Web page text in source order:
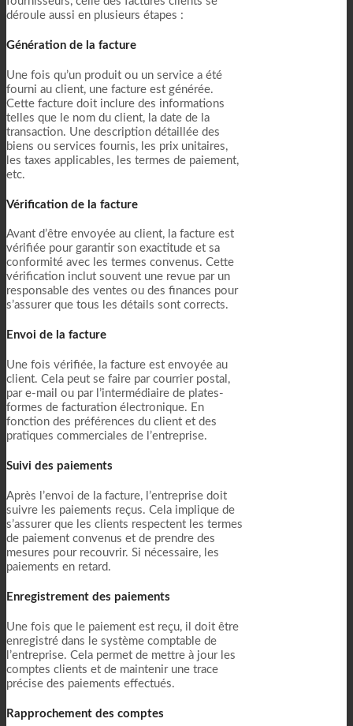
déroule aussi en plusieurs étapes :
Génération de la facture
Une fois qu’un produit ou un service a été
fourni au client, une facture est générée.
Cette facture doit inclure des informations
telles que le nom du client, la date de la
transaction. Une description détaillée des
biens ou services fournis, les prix unitaires,
les taxes applicables, les termes de paiement,
etc.
Vérification de la facture
Avant d’être envoyée au client, la facture est
vérifiée pour garantir son exactitude et sa
conformité avec les termes convenus. Cette
vérification inclut souvent une revue par un
responsable des ventes ou des finances pour
s’assurer que tous les détails sont corrects.
Envoi de la facture
Une fois vérifiée, la facture est envoyée au
client. Cela peut se faire par courrier postal,
par e-mail ou par l’intermédiaire de plates-
formes de facturation électronique. En
fonction des préférences du client et des
pratiques commerciales de l’entreprise.
Suivi des paiements
Après l’envoi de la facture, l’entreprise doit
suivre les paiements reçus. Cela implique de
s’assurer que les clients respectent les termes
de paiement convenus et de prendre des
mesures pour recouvrir. Si nécessaire, les
paiements en retard.
Enregistrement des paiements
Une fois que le paiement est reçu, il doit être
enregistré dans le système comptable de
l’entreprise. Cela permet de mettre à jour les
comptes clients et de maintenir une trace
précise des paiements effectués.
Rapprochement des comptes